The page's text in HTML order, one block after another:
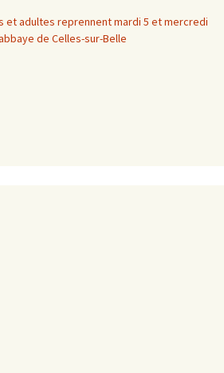
et adultes reprennent mardi 5 et mercredi
de Celles-sur-Belle